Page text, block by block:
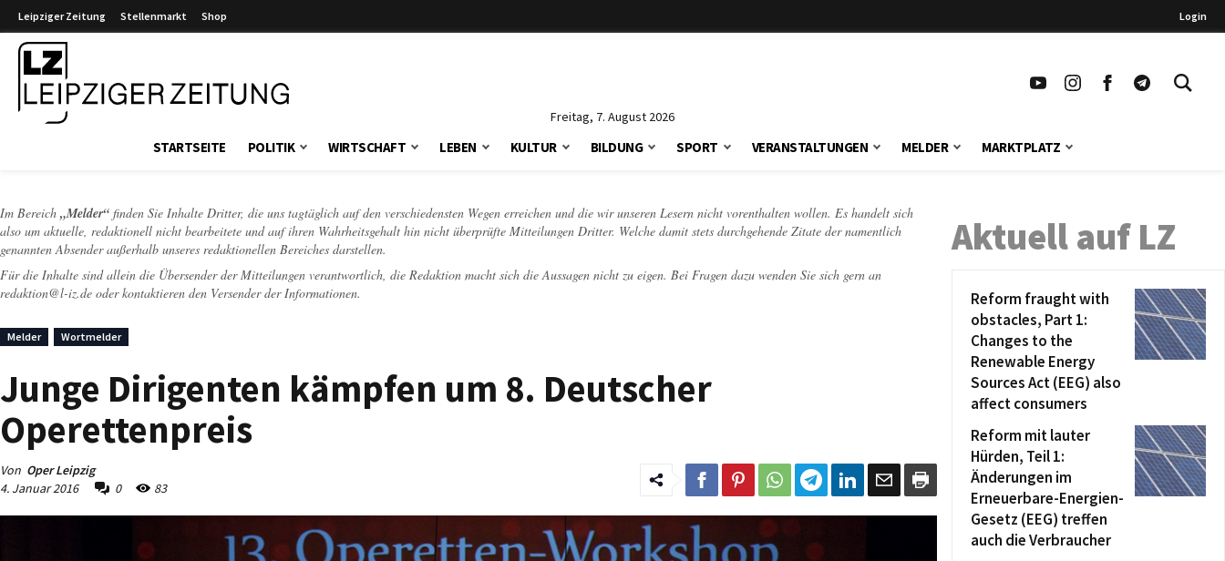
Leipziger Zeitung Stellenmarkt Shop Login
Freitag, 7. August 2026
STARTSEITE POLITIK WIRTSCHAFT LEBEN KULTUR BILDUNG SPORT VERANSTALTUNGEN MELDER MARKTPLATZ
Im Bereich „Melder“ finden Sie Inhalte Dritter, die uns tagtäglich auf den verschiedensten Wegen erreichen und die wir unseren Lesern nicht vorenthalten wollen. Es handelt sich
also um aktuelle, redaktionell nicht bearbeitete und auf ihren Wahrheitsgehalt hin nicht überprüfte Mitteilungen Dritter. Welche damit stets durchgehende Zitate der namentlich
genannten Absender außerhalb unseres redaktionellen Bereiches darstellen.
Für die Inhalte sind allein die Übersender der Mitteilungen verantwortlich, die Redaktion macht sich die Aussagen nicht zu eigen. Bei Fragen dazu wenden Sie sich gern an
redaktion@l-iz.de oder kontaktieren den Versender der Informationen.
Melder Wortmelder
Junge Dirigenten kämpfen um 8. Deutscher
Operettenpreis
Von Oper Leipzig
4. Januar 2016
0 83
Aktuell auf LZ
Reform fraught with
obstacles, Part 1:
Changes to the
Renewable Energy
Sources Act (EEG) also
affect consumers
Reform mit lauter
Hürden, Teil 1:
Änderungen im
Erneuerbare-Energien-
Gesetz (EEG) treffen
auch die Verbraucher